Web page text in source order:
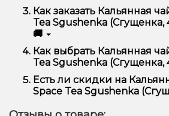
Мы предлагаем только
широкий ассортимент,
доставку. Кроме того, у нас
скидки для клиентов!
Как заказать Кальянная
Tea Sgushenka (Сгущенка,
🚚
Оформить заказ можно в
Добавьте Кальянная
Sgushenka (Сгущенка, 40
Перейдите к
доставки.
Как выбрать Кальянная
Tea Sgushenka (Сгущенка,
Выбор зависит от ваших
если это кальян, учитывайте
чаши, если вейп – мощность и
Есть ли скидки на
Space Tea Sgushenka